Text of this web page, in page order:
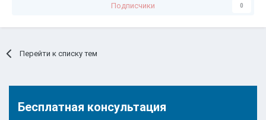
Подписчики 0
Перейти к списку тем
Бесплатная консультация